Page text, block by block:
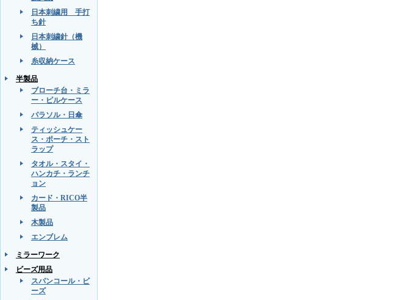
日本刺繍用 手打
ち針
日本刺繍針（機
械）
糸収納ケース
半製品
ブローチ台・ミラ
ー・ピルケース
パラソル・日傘
ティッシュケー
ス・ポーチ・スト
ラップ
タオル・スタイ・
ハンカチ・ランチ
ョン
カード・RICO半
製品
木製品
エンブレム
ミラーワーク
ビーズ用品
スパンコール・ビ
ーズ